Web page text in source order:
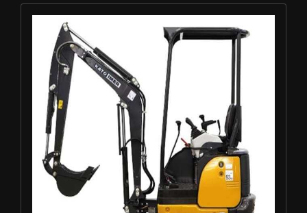
Louer Mini pelle 1,7 T - Imer HD 17 VXE